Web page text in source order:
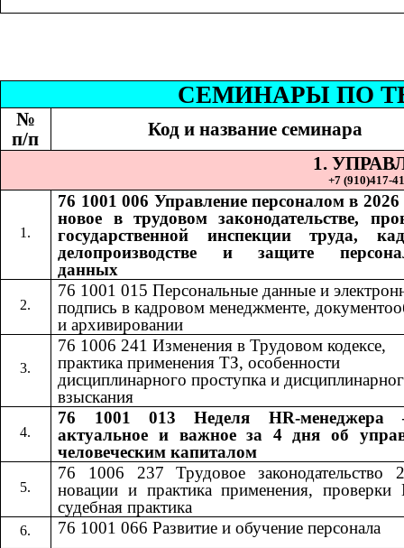
СЕМИНАРЫ ПО
№
п/п
Код и название семинара
1.
+7 (910)417-
76 1001 006 Управление персоналом в 2026
новое в трудовом законодательстве,
государственной инспекции труда,
делопроизводстве и защите
данных
76 1001 015​​Персональные данные и
подпись в кадровом менеджменте,
и архивировании
76 1006 241 ​​Изменения в Трудовом кодексе,
практика применения ТЗ, особенности
дисциплинарного проступка и
взыскания
76 1001 013 Неделя HR-менеджера
актуальное и важное за 4 дня об
человеческим капиталом
76 1006 237 Трудовое законодательство
новации и практика применения,
судебная практика
76 1001 066 Развитие и обучение персонала